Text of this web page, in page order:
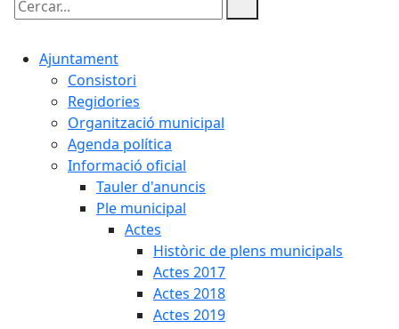
Cercar:
Ajuntament
Consistori
Regidories
Organització municipal
Agenda política
Informació oficial
Tauler d'anuncis
Ple municipal
Actes
Històric de plens municipals
Actes 2017
Actes 2018
Actes 2019